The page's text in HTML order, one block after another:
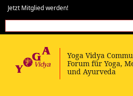
Jetzt Mitglied werden!